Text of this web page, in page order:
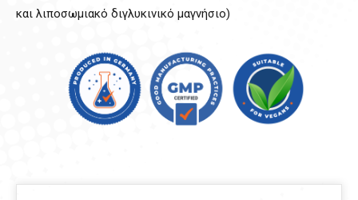
και λιποσωμιακό διγλυκινικό μαγνήσιο)